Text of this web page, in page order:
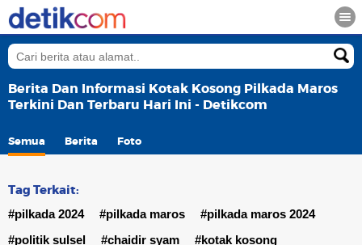
Berita Dan Informasi Kotak Kosong Pilkada Maros
Terkini Dan Terbaru Hari Ini - Detikcom
Semua Berita Foto
Tag Terkait:
#pilkada 2024 #pilkada maros
#pilkada maros 2024
#politik sulsel
#chaidir syam #kotak kosong